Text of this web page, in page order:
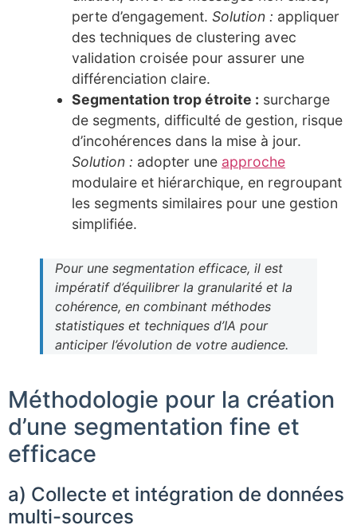
perte d’engagement. Solution : appliquer
des techniques de clustering avec
validation croisée pour assurer une
différenciation claire.
Segmentation trop étroite : surcharge
de segments, difficulté de gestion, risque
d’incohérences dans la mise à jour.
Solution : adopter une approche
modulaire et hiérarchique, en regroupant
les segments similaires pour une gestion
simplifiée.
Pour une segmentation efficace, il est
impératif d’équilibrer la granularité et la
cohérence, en combinant méthodes
statistiques et techniques d’IA pour
anticiper l’évolution de votre audience.
Méthodologie pour la création
d’une segmentation fine et
efficace
a) Collecte et intégration de données
multi-sources